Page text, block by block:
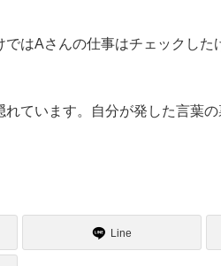
はAさんの仕事はチェックした
ています。自分が発した言葉
Line